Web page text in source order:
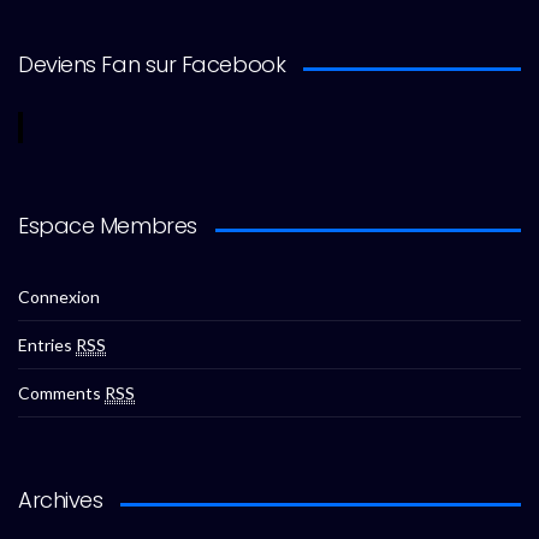
Deviens Fan sur Facebook
Espace Membres
Connexion
Entries RSS
Comments RSS
Archives